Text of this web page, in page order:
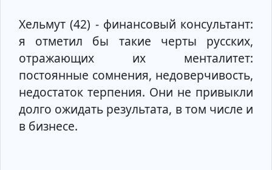
Хельмут (42) - финансовый консультант:
я отметил бы такие черты русских,
отражающих их менталитет:
постоянные сомнения, недоверчивость,
недостаток терпения. Они не привыкли
долго ожидать результата, в том числе и
в бизнесе.